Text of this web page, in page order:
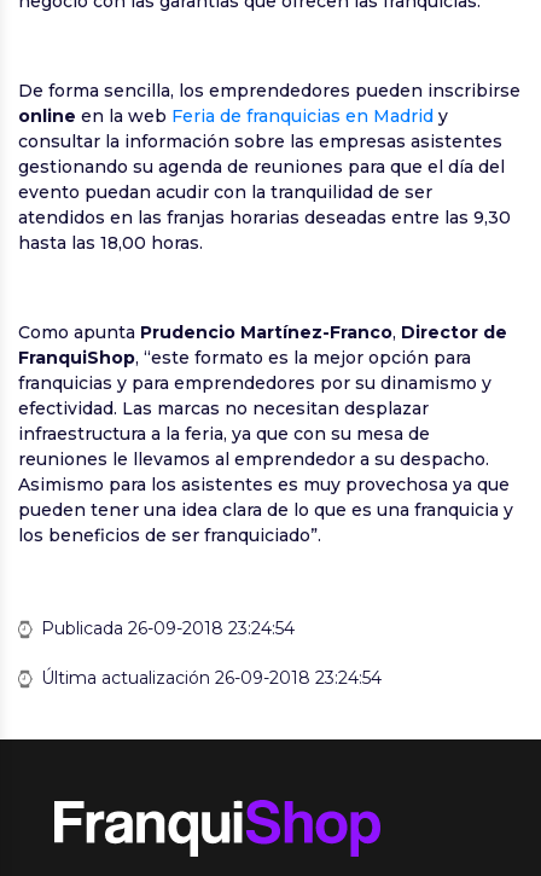
De forma sencilla, los emprendedores pueden inscribirse
online en la web Feria de franquicias en Madrid y
consultar la información sobre las empresas asistentes
gestionando su agenda de reuniones para que el día del
evento puedan acudir con la tranquilidad de ser
atendidos en las franjas horarias deseadas entre las 9,30
hasta las 18,00 horas.
Como apunta Prudencio Martínez-Franco, Director de
FranquiShop, “este formato es la mejor opción para
franquicias y para emprendedores por su dinamismo y
efectividad. Las marcas no necesitan desplazar
infraestructura a la feria, ya que con su mesa de
reuniones le llevamos al emprendedor a su despacho.
Asimismo para los asistentes es muy provechosa ya que
pueden tener una idea clara de lo que es una franquicia y
los beneficios de ser franquiciado”.
Publicada 26-09-2018 23:24:54
Última actualización 26-09-2018 23:24:54